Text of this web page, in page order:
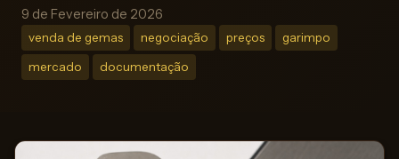
9 de Fevereiro de 2026
venda de gemas negociação preços garimpo
mercado documentação